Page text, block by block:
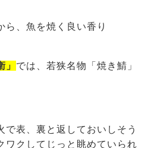
ら、魚を焼く良い香り
」 では、若狭名物「焼き鯖」
で表、裏と返しておいしそう
ワクしてじっと眺めていられ